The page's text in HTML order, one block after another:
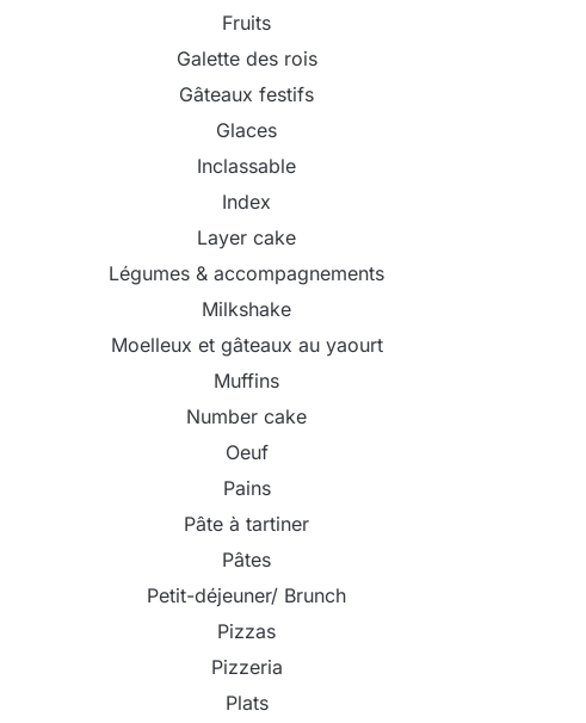
Fruits
Galette des rois
Gâteaux festifs
Glaces
Inclassable
Index
Layer cake
Légumes & accompagnements
Milkshake
Moelleux et gâteaux au yaourt
Muffins
Number cake
Oeuf
Pains
Pâte à tartiner
Pâtes
Petit-déjeuner/ Brunch
Pizzas
Pizzeria
Plats